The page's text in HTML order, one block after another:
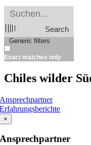
Search
Generic filters
Exact matches only
Chiles wilder
Ansprechpartner
Erfahrungsberichte
×
Ansprechpartner